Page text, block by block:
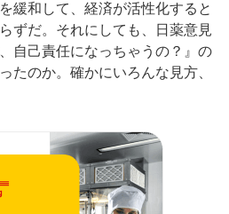
緩和して、経済が活性化すると
ずだ。それにしても、日薬意見
自己責任になっちゃうの？』の
たのか。確かにいろんな見方、